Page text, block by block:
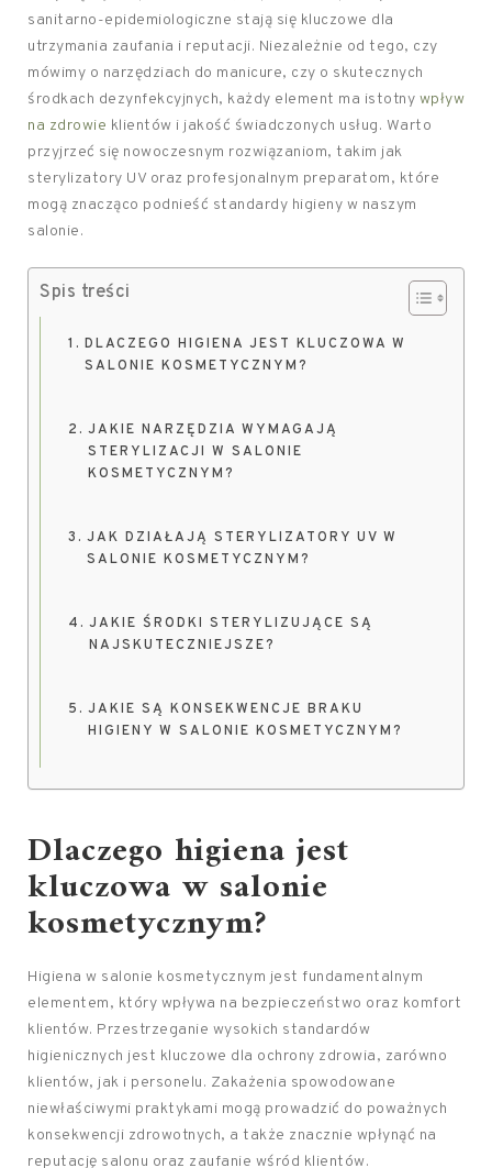
sanitarno-epidemiologiczne stają się kluczowe dla
utrzymania zaufania i reputacji. Niezależnie od tego, czy
mówimy o narzędziach do manicure, czy o skutecznych
środkach dezynfekcyjnych, każdy element ma istotny wpływ
na zdrowie klientów i jakość świadczonych usług. Warto
przyjrzeć się nowoczesnym rozwiązaniom, takim jak
sterylizatory UV oraz profesjonalnym preparatom, które
mogą znacząco podnieść standardy higieny w naszym
salonie.
Spis treści
DLACZEGO HIGIENA JEST KLUCZOWA W
SALONIE KOSMETYCZNYM?
JAKIE NARZĘDZIA WYMAGAJĄ
STERYLIZACJI W SALONIE
KOSMETYCZNYM?
JAK DZIAŁAJĄ STERYLIZATORY UV W
SALONIE KOSMETYCZNYM?
JAKIE ŚRODKI STERYLIZUJĄCE SĄ
NAJSKUTECZNIEJSZE?
JAKIE SĄ KONSEKWENCJE BRAKU
HIGIENY W SALONIE KOSMETYCZNYM?
Dlaczego higiena jest
kluczowa w salonie
kosmetycznym?
Higiena w salonie kosmetycznym jest fundamentalnym
elementem, który wpływa na bezpieczeństwo oraz komfort
klientów. Przestrzeganie wysokich standardów
higienicznych jest kluczowe dla ochrony zdrowia, zarówno
klientów, jak i personelu. Zakażenia spowodowane
niewłaściwymi praktykami mogą prowadzić do poważnych
konsekwencji zdrowotnych, a także znacznie wpłynąć na
reputację salonu oraz zaufanie wśród klientów.